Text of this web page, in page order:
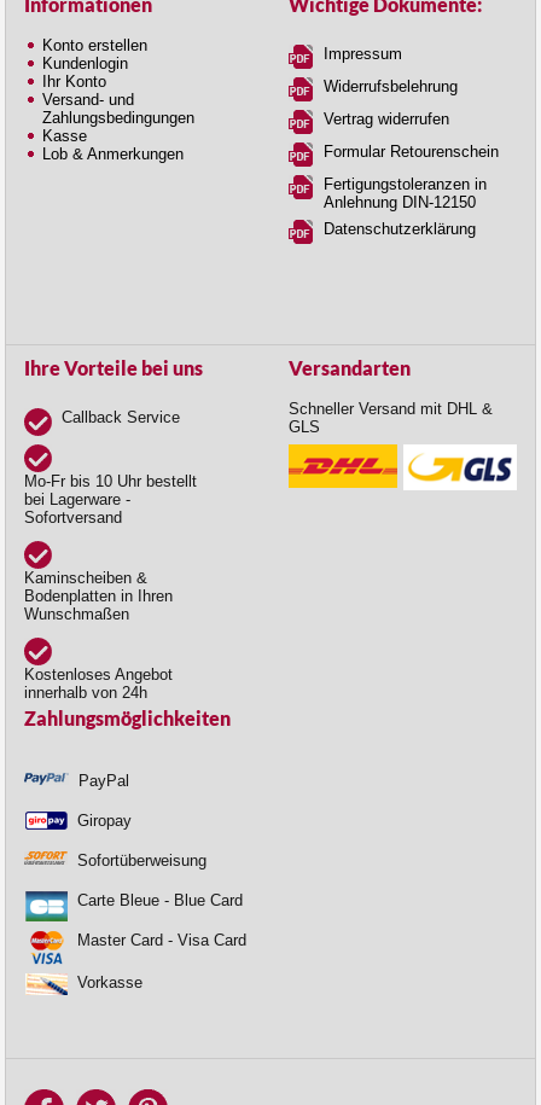
Informationen
Konto erstellen
Kundenlogin
Ihr Konto
Versand- und
Zahlungsbedingungen
Kasse
Lob & Anmerkungen
Wichtige Dokumente:
Impressum
Widerrufsbelehrung
Vertrag widerrufen
Formular Retourenschein
Fertigungstoleranzen in
Anlehnung DIN-12150
Datenschutzerklärung
Ihre Vorteile bei uns
Callback Service
Mo-Fr bis 10 Uhr bestellt
bei Lagerware -
Sofortversand
Kaminscheiben &
Bodenplatten in Ihren
Wunschmaßen
Kostenloses Angebot
innerhalb von 24h
Versandarten
Schneller Versand mit DHL &
GLS
Zahlungsmöglichkeiten
PayPal
Giropay
Sofortüberweisung
Carte Bleue - Blue Card
Master Card - Visa Card
Vorkasse